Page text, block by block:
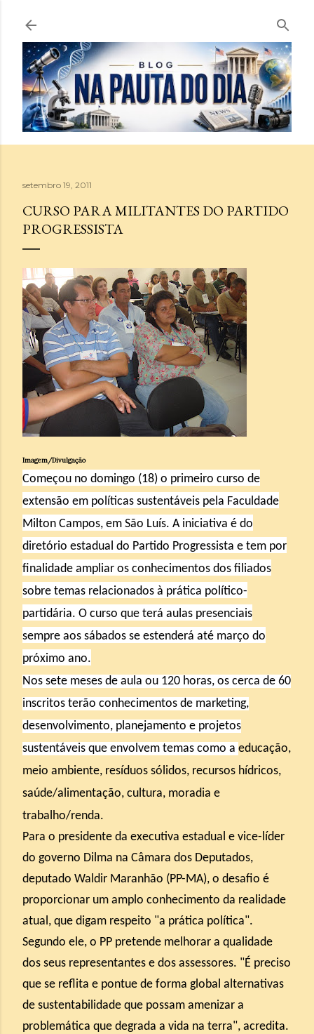
Pular para o conteúdo principal
setembro 19, 2011
CURSO PARA MILITANTES DO PARTIDO
PROGRESSISTA
Imagem/Divulgação
Começou no domingo (18) o primeiro curso de
extensão em políticas sustentáveis pela Faculdade
Milton Campos, em São Luís. A iniciativa é do
diretório estadual do Partido Progressista e tem por
finalidade ampliar os conhecimentos dos filiados
sobre temas relacionados à prática político-
partidária. O curso que terá aulas presenciais
sempre aos sábados se estenderá até março do
próximo ano.
Nos sete meses de aula ou 120 horas, os cerca de 60
inscritos terão conhecimentos de marketing,
desenvolvimento, planejamento e projetos
sustentáveis que envolvem temas como a educação,
meio ambiente, resíduos sólidos, recursos hídricos,
saúde/alimentação, cultura, moradia e
trabalho/renda.
Para o presidente da executiva estadual e vice-líder
do governo Dilma na Câmara dos Deputados,
deputado Waldir Maranhão (PP-MA), o desafio é
proporcionar um amplo conhecimento da realidade
atual, que digam respeito "a prática política".
Segundo ele, o PP pretende melhorar a qualidade
dos seus representantes e dos assessores. "É preciso
que se reflita e pontue de forma global alternativas
de sustentabilidade que possam amenizar a
problemática que degrada a vida na terra", acredita.